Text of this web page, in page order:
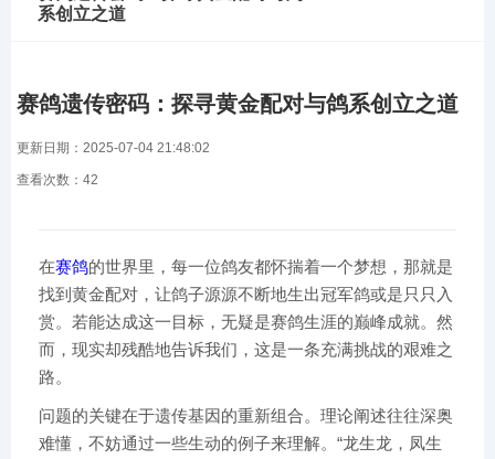
系创立之道
赛鸽遗传密码：探寻黄金配对与鸽系创立之道
更新日期：2025-07-04 21:48:02
查看次数： 42
在赛鸽的世界里，每一位鸽友都怀揣着一个梦想，那就是
找到黄金配对，让鸽子源源不断地生出冠军鸽或是只只入
赏。若能达成这一目标，无疑是赛鸽生涯的巅峰成就。然
而，现实却残酷地告诉我们，这是一条充满挑战的艰难之
路。
问题的关键在于遗传基因的重新组合。理论阐述往往深奥
难懂，不妨通过一些生动的例子来理解。“龙生龙，凤生